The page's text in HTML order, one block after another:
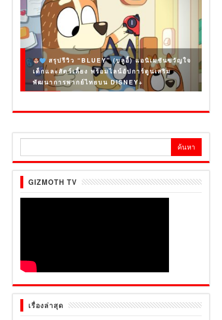
สรุปรีวิว “BLUEY” (บลูอี้) แอนิเมชันขวัญใจ
เด็กและสัตว์เลี้ยง พร้อมไลน์อัปการ์ตูนเสริม
พัฒนาการพากย์ไทยบน DISNEY+
GIZMOTH TV
เรื่องล่าสุด